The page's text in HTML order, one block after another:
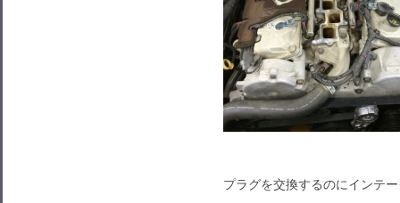
プラグを交換するのにインテ